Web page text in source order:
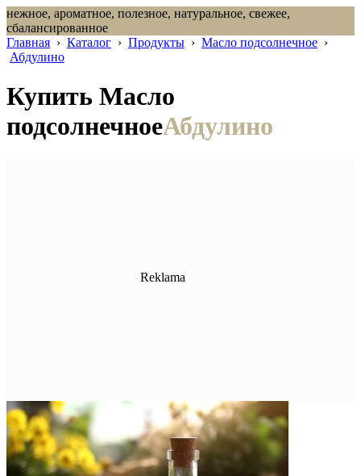
нежное, ароматное, полезное, натуральное, свежее,
сбалансированное
Главная › Каталог › Продукты › Масло подсолнечное ›
Абдулино
Купить Масло
подсолнечноеАбдулино